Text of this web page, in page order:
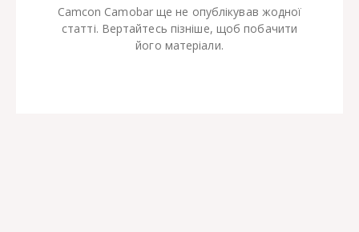
Camcon Camobar ще не опублікував жодної
статті. Вертайтесь пізніше, щоб побачити
його матеріали.